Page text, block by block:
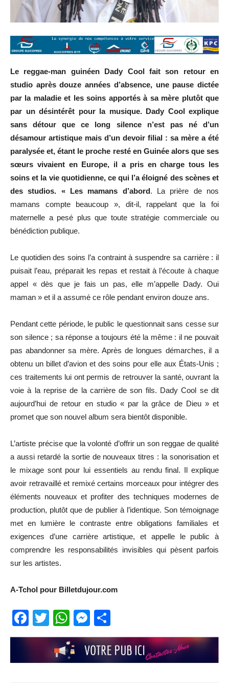
Le reggae-man guinéen Dady Cool fait son retour en
studio après douze années d’absence, une pause dictée
par la maladie et les soins apportés à sa mère plutôt que
par un désintérêt pour la musique. Dady Cool explique
sans détour que ce long silence n’est pas né d’un
désamour artistique mais d’un devoir filial : sa mère a été
paralysée et, étant le proche resté en Guinée alors que ses
sœurs vivaient en Europe, il a pris en charge tous les
soins et la vie quotidienne, ce qui l’a éloigné des scènes et
des studios. « Les mamans d’abord. La prière de nos
mamans compte beaucoup », dit-il, rappelant que la foi
maternelle a pesé plus que toute stratégie commerciale ou
bénédiction publique.
Le quotidien des soins l’a contraint à suspendre sa carrière : il
puisait l’eau, préparait les repas et restait à l’écoute à chaque
appel « dès que je fais un pas, elle m’appelle Dady. Oui
maman » et il a assumé ce rôle pendant environ douze ans.
Pendant cette période, le public le questionnait sans cesse sur
son silence ; sa réponse a toujours été la même : il ne pouvait
pas abandonner sa mère. Après de longues démarches, il a
obtenu un billet d’avion et des soins pour elle aux États-Unis ;
ces traitements lui ont permis de retrouver la santé, ouvrant la
voie à la reprise de la carrière de son fils. Dady Cool se dit
aujourd’hui de retour en studio « par la grâce de Dieu » et
promet que son nouvel album sera bientôt disponible.
L’artiste précise que la volonté d’offrir un son reggae de qualité
a aussi retardé la sortie de nouveaux titres : la sonorisation et
le mixage sont pour lui essentiels au rendu final. Il explique
avoir retravaillé et remixé certains morceaux pour intégrer des
éléments nouveaux et profiter des techniques modernes de
production, plutôt que de publier à l’identique. Son témoignage
met en lumière le contraste entre obligations familiales et
exigences d’une carrière artistique, et appelle le public à
comprendre les responsabilités invisibles qui pèsent parfois
sur les artistes.
A-Tchol pour Billetdujour.com
Facebook
TwitterWhatsApp
Messenger